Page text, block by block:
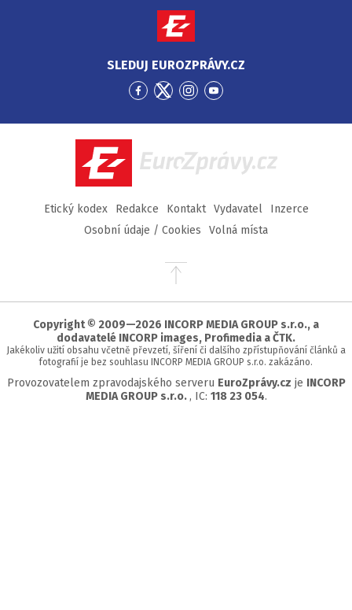
SLEDUJ EUROZPRÁVY.CZ
Přejít
Facebook
Přejít
Twitter
Přejít
Instagram
Přejít
YouTube
EuroZprávy.cz
Etický kodex Redakce Kontakt Vydavatel
Inzerce
Osobní údaje / Cookies
Volná místa
Přejít
stránky
Copyright © 2009—2026 INCORP MEDIA GROUP s.r.o., a
dodavatelé INCORP images, Profimedia a ČTK.
Jakékoliv užití obsahu včetně převzetí, šíření či dalšího zpřístupňování článků a
fotografií je bez souhlasu INCORP MEDIA GROUP s.r.o. zakázáno.
Provozovatelem zpravodajského serveru EuroZprávy.cz je INCORP
MEDIA GROUP s.r.o., IC: 118 23 054.